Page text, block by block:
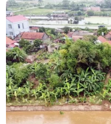
Cây chà là - Hình
trong đời sống
29/07/2026 08:32